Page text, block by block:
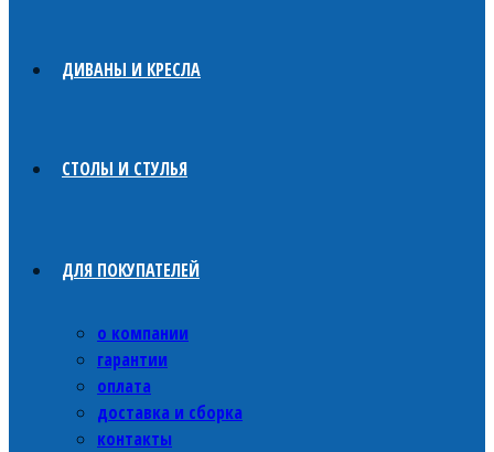
ДИВАНЫ И КРЕСЛА
СТОЛЫ И СТУЛЬЯ
ДЛЯ ПОКУПАТЕЛЕЙ
о компании
гарантии
оплата
доставка и сборка
контакты